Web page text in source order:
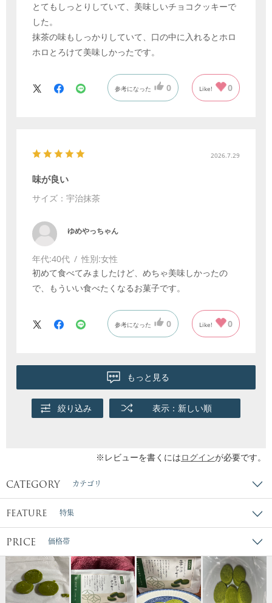
とてもしっとりしていて、美味しいチョコクッキーで
した。
抹茶の味もしっかりしていて、口の中に入れるとホロ
ホロとろけて美味しかったです。
参考になった 0 Like! 0
2026.7.29
味が良い
サイズ：宇治抹茶
ゆめやっちゃん
年代:40代 性別:女性
初めて食べてみましたけど、めちゃ美味しかったの
で、もういい食べたくなるお菓子です。
参考になった 0 Like! 0
もっと見る
絞り込み 表示：新しい順
※レビューを書くにはログインが必要です。
CATEGORY カテゴリ
FEATURE 特集
PRICE 価格帯